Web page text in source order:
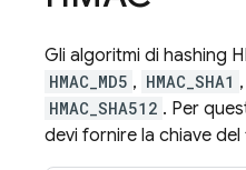
Gli algoritmi di hashing
HMAC_MD5 , HMAC_SHA1 ,
HMAC_SHA512 . Per
devi fornire la chiave